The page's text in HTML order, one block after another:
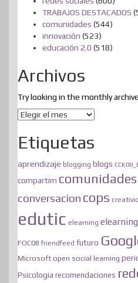
TRABAJOS DESTACADOS
comunidades (544)
innovación (523)
educación 2.0 (518)
Archivos
Try looking in the monthly
Archivos
Etiquetas
aprendizaje blogging blogs
compartim comunidades
conversacion cops
edutic elearning
FOC08 friendfeed futuro
Microsoft open social learning
Psicologia recomendaciones